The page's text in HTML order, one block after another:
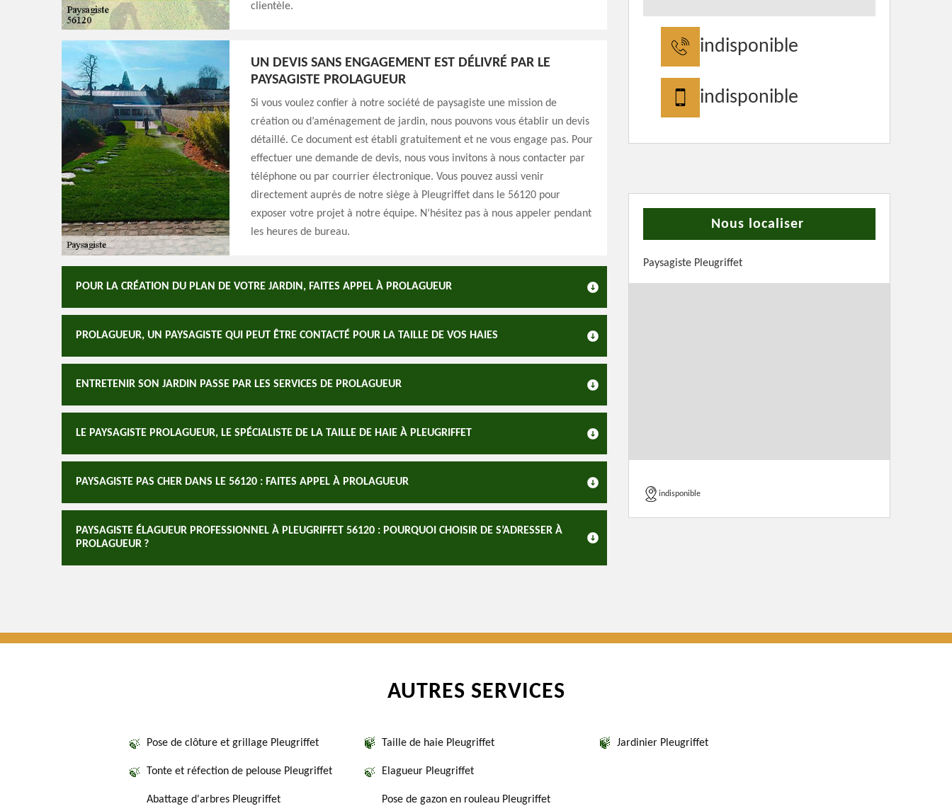
clientèle.
UN DEVIS SANS ENGAGEMENT EST DÉLIVRÉ PAR LE
PAYSAGISTE PROLAGUEUR
Si vous voulez confier à notre société de paysagiste une mission de
création ou d’aménagement de jardin, nous pouvons vous établir un devis
détaillé. Ce document est établi gratuitement et ne vous engage pas. Pour
effectuer une demande de devis, nous vous invitons à nous contacter par
téléphone ou par courrier électronique. Vous pouvez aussi venir
directement auprès de notre siège à Pleugriffet dans le 56120 pour
exposer votre projet à notre équipe. N’hésitez pas à nous appeler pendant
les heures de bureau.
POUR LA CRÉATION DU PLAN DE VOTRE JARDIN, FAITES APPEL À PROLAGUEUR
PROLAGUEUR, UN PAYSAGISTE QUI PEUT ÊTRE CONTACTÉ POUR LA TAILLE DE VOS HAIES
ENTRETENIR SON JARDIN PASSE PAR LES SERVICES DE PROLAGUEUR
LE PAYSAGISTE PROLAGUEUR, LE SPÉCIALISTE DE LA TAILLE DE HAIE À PLEUGRIFFET
PAYSAGISTE PAS CHER DANS LE 56120 : FAITES APPEL À PROLAGUEUR
PAYSAGISTE ÉLAGUEUR PROFESSIONNEL À PLEUGRIFFET 56120 : POURQUOI CHOISIR DE S’ADRESSER À
PROLAGUEUR ?
indisponible
indisponible
Nous localiser
Paysagiste Pleugriffet
indisponible
AUTRES SERVICES
Pose de clôture et grillage Pleugriffet
Tonte et réfection de pelouse Pleugriffet
Abattage d'arbres Pleugriffet
Taille de haie Pleugriffet
Elagueur Pleugriffet
Pose de gazon en rouleau Pleugriffet
Jardinier Pleugriffet